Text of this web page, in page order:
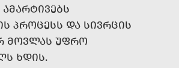
ᲐᲛᲐᲠᲢᲘᲕᲔᲑᲡ
ᲞᲠᲝᲪᲔᲡᲡ ᲓᲐ ᲡᲘᲕᲠᲪᲘᲡ
ᲛᲝᲕᲚᲐᲡ ᲣᲤᲠᲝ
ᲮᲓᲘᲡ.